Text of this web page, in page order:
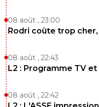
08 août , 23:00
Rodri coûte trop
08 août , 22:43
L2 : Programme TV
08 août , 22:42